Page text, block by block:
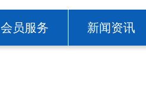
会员服务 新闻资讯